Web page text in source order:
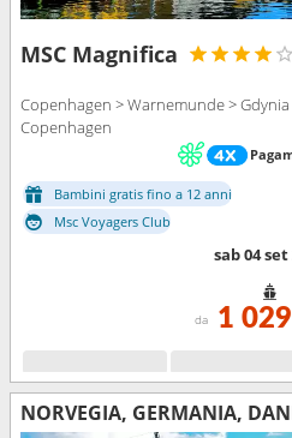
MSC Magnifica
Copenhagen > Warnemunde >
Copenhagen
Bambini gratis fino a 12 anni
Msc Voyagers Club
sab 04 set
da 1
NORVEGIA, GERMANIA,